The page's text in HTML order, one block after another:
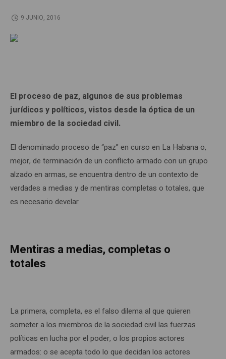
9 JUNIO, 2016
El proceso de paz, algunos de sus problemas
jurídicos y políticos, vistos desde la óptica de un
miembro de la sociedad civil.
El denominado proceso de “paz” en curso en La Habana o,
mejor, de terminación de un conflicto armado con un grupo
alzado en armas, se encuentra dentro de un contexto de
verdades a medias y de mentiras completas o totales, que
es necesario develar.
Mentiras a medias, completas o
totales
La primera, completa, es el falso dilema al que quieren
someter a los miembros de la sociedad civil las fuerzas
políticas en lucha por el poder, o los propios actores
armados: o se acepta todo lo que decidan los actores